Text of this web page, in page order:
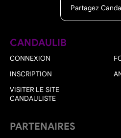
Partagez
CANDAULIB
CONNEXION
INSCRIPTION
VISITER LE SITE
CANDAULISTE
PARTENAIRES